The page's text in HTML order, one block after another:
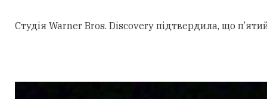
Студія Warner Bros. Discovery підтвердила, що